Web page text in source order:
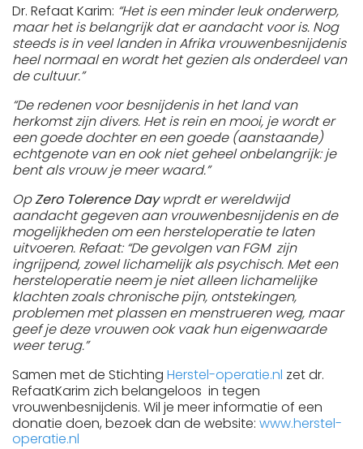
Dr. Refaat Karim: “Het is een minder leuk onderwerp,
maar het is belangrijk dat er aandacht voor is. Nog
steeds is in veel landen in Afrika vrouwenbesnijdenis
heel normaal en wordt het gezien als onderdeel van
de cultuur.”
“De redenen voor besnijdenis in het land van
herkomst zijn divers. Het is rein en mooi, je wordt er
een goede dochter en een goede (aanstaande)
echtgenote van en ook niet geheel onbelangrijk: je
bent als vrouw je meer waard.”
OpZero Tolerence Daywprdt er wereldwijd
aandacht gegeven aan vrouwenbesnijdenis en de
mogelijkheden om een hersteloperatie te laten
uitvoeren. Refaat: “De gevolgen van FGM zijn
ingrijpend, zowel lichamelijk als psychisch. Met een
hersteloperatie neem je niet alleen lichamelijke
klachten zoals chronische pijn, ontstekingen,
problemen met plassen en menstrueren weg, maar
geef je deze vrouwen ook vaak hun eigenwaarde
weer terug.”
Samen met de Stichting Herstel-operatie.nl zet dr.
RefaatKarim zich belangeloos in tegen
vrouwenbesnijdenis. Wil je meer informatie of een
donatie doen, bezoek dan de website: www.herstel-
operatie.nl